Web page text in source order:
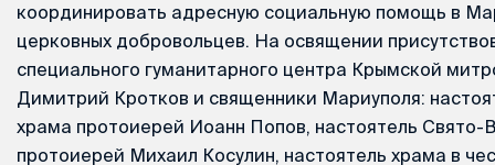
координировать адресную социальную помощь в
церковных добровольцев. На освящении
специального гуманитарного центра Крымской
Димитрий Кротков и священники Мариуполя:
храма протоиерей Иоанн Попов, настоятель Свято-
протоиерей Михаил Косулин, настоятель храма в